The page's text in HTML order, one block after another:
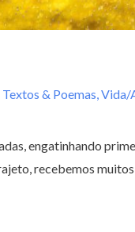
Textos & Poemas Vida/
engatinhando
recebemos